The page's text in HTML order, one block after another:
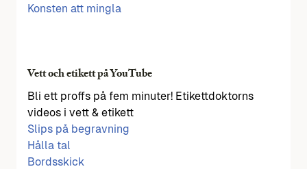
Konsten att mingla
Vett och etikett på YouTube
Bli ett proffs på fem minuter! Etikettdoktorns
videos i vett & etikett
Slips på begravning
Hålla tal
Bordsskick